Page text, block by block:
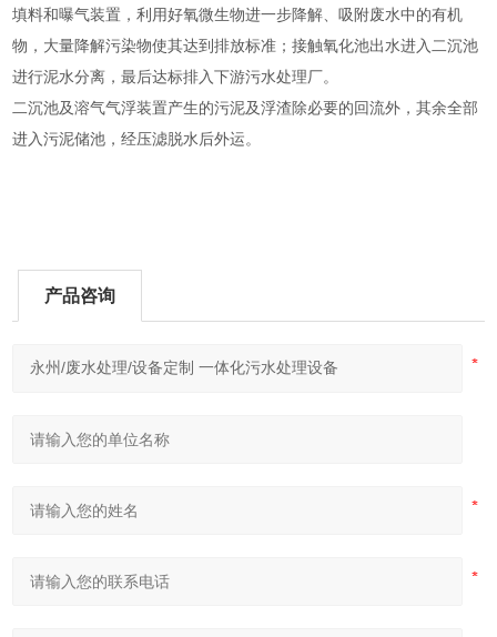
填料和曝气装置，利用好氧微生物进一步降解、吸附废水中的有机
物，大量降解污染物使其达到排放标准；接触氧化池出水进入二沉池
进行泥水分离，最后达标排入下游污水处理厂。
二沉池及溶气气浮装置产生的污泥及浮渣除必要的回流外，其余全部
进入污泥储池，经压滤脱水后外运。
产品咨询